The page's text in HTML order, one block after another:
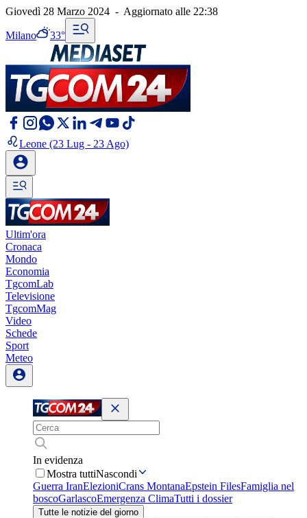
Giovedì 28 Marzo 2024 - Aggiornato alle 22:38
Milano 33°
Leone (23 Lug - 23 Ago)
Ultim'ora
Cronaca
Mondo
Economia
TgcomLab
Televisione
TgcomMag
Video
Schede
Sport
Meteo
In evidenza
Mostra tuttiNascondi
Guerra IranElezioniCrans MontanaEpstein FilesFamiglia nel
boscoGarlascoEmergenza ClimaTutti i dossier
Tutte le notizie del giorno